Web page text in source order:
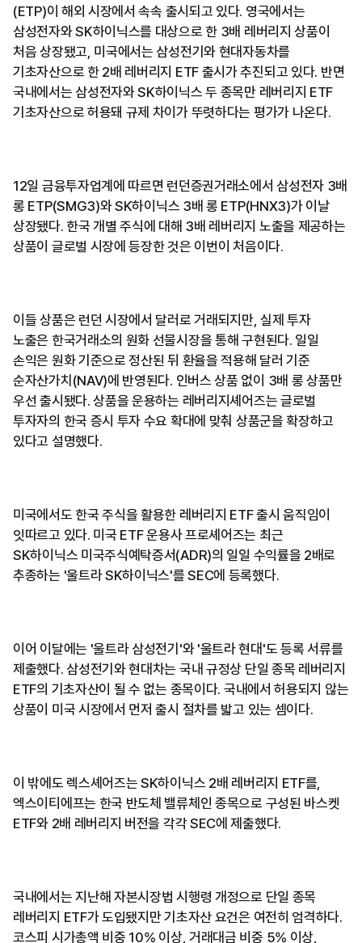
(ETP)이 해외 시장에서 속속 출시되고 있다. 영국에서는
삼성전자와 SK하이닉스를 대상으로 한 3배 레버리지 상품이
처음 상장됐고, 미국에서는 삼성전기와 현대자동차를
기초자산으로 한 2배 레버리지 ETF 출시가 추진되고 있다. 반면
국내에서는 삼성전자와 SK하이닉스 두 종목만 레버리지 ETF
기초자산으로 허용돼 규제 차이가 뚜렷하다는 평가가 나온다.
12일 금융투자업계에 따르면 런던증권거래소에서 삼성전자 3배
롱 ETP(SMG3)와 SK하이닉스 3배 롱 ETP(HNX3)가 이날
상장됐다. 한국 개별 주식에 대해 3배 레버리지 노출을 제공하는
상품이 글로벌 시장에 등장한 것은 이번이 처음이다.
이들 상품은 런던 시장에서 달러로 거래되지만, 실제 투자
노출은 한국거래소의 원화 선물시장을 통해 구현된다. 일일
손익은 원화 기준으로 정산된 뒤 환율을 적용해 달러 기준
순자산가치(NAV)에 반영된다. 인버스 상품 없이 3배 롱 상품만
우선 출시됐다. 상품을 운용하는 레버리지셰어즈는 글로벌
투자자의 한국 증시 투자 수요 확대에 맞춰 상품군을 확장하고
있다고 설명했다.
미국에서도 한국 주식을 활용한 레버리지 ETF 출시 움직임이
잇따르고 있다. 미국 ETF 운용사 프로셰어즈는 최근
SK하이닉스 미국주식예탁증서(ADR)의 일일 수익률을 2배로
추종하는 '울트라 SK하이닉스'를 SEC에 등록했다.
이어 이달에는 '울트라 삼성전기'와 '울트라 현대'도 등록 서류를
제출했다. 삼성전기와 현대차는 국내 규정상 단일 종목 레버리지
ETF의 기초자산이 될 수 없는 종목이다. 국내에서 허용되지 않는
상품이 미국 시장에서 먼저 출시 절차를 밟고 있는 셈이다.
이 밖에도 렉스셰어즈는 SK하이닉스 2배 레버리지 ETF를,
엑스이티에프는 한국 반도체 밸류체인 종목으로 구성된 바스켓
ETF와 2배 레버리지 버전을 각각 SEC에 제출했다.
국내에서는 지난해 자본시장법 시행령 개정으로 단일 종목
레버리지 ETF가 도입됐지만 기초자산 요건은 여전히 엄격하다.
코스피 시가총액 비중 10% 이상, 거래대금 비중 5% 이상,